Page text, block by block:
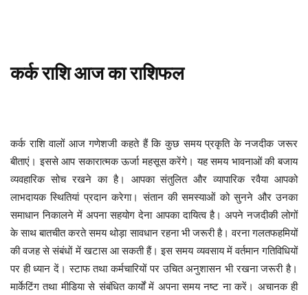
कर्कराशिआजकाराशिफल
कर्क राशि वालों आज गणेशजी कहते हैं कि कुछ समय प्रकृति के नजदीक जरूर
बीताएं। इससे आप सकारात्मक ऊर्जा महसूस करेंगे। यह समय भावनाओं की बजाय
व्यवहारिक सोच रखने का है। आपका संतुलित और व्यापारिक रवैया आपको
लाभदायक स्थितियां प्रदान करेगा। संतान की समस्याओं को सुनने और उनका
समाधान निकालने में अपना सहयोग देना आपका दायित्व है। अपने नजदीकी लोगों
के साथ बातचीत करते समय थोड़ा सावधान रहना भी जरूरी है। वरना गलतफहमियों
की वजह से संबंधों में खटास आ सकती हैं। इस समय व्यवसाय में वर्तमान गतिविधियों
पर ही ध्यान दें। स्टाफ तथा कर्मचारियों पर उचित अनुशासन भी रखना जरूरी है।
मार्केटिंग तथा मीडिया से संबंधित कार्यों में अपना समय नष्ट ना करें। अचानक ही